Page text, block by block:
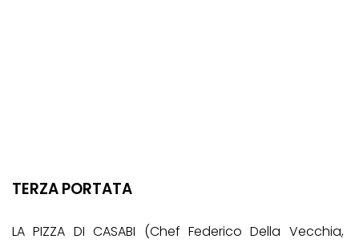
TERZA PORTATA
LA PIZZA DI CASABI (Chef Federico Della Vecchia,